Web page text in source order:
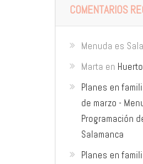
COMENTARIOS
Menuda es
Marta en
Planes en
de marzo -
Programación
Salamanca
Planes en